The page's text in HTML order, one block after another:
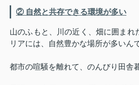
② 自然と共存できる環境が多い
山のふもと、川の近く、畑に囲ま
リアには、自然豊かな場所が多いん
都市の喧騒を離れて、のんびり田舎